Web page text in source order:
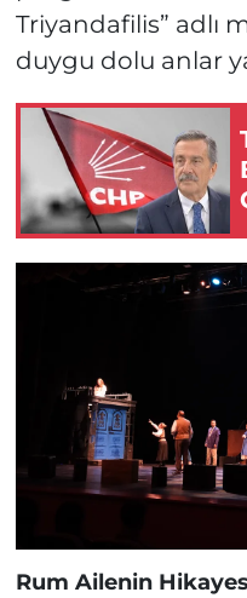
Triyandafilis” adlı
duygu dolu anlar
Rum Ailenin